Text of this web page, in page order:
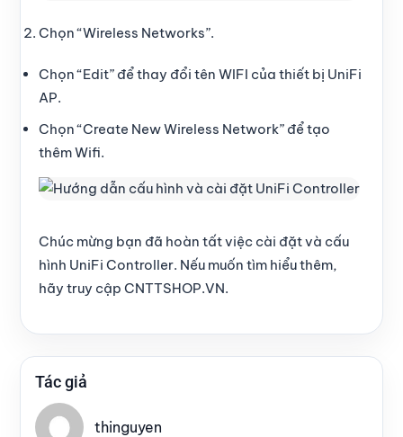
Chọn “Wireless Networks”.
Chọn “Edit” để thay đổi tên WIFI của thiết bị UniFi
AP.
Chọn “Create New Wireless Network” để tạo
thêm Wifi.
Chúc mừng bạn đã hoàn tất việc cài đặt và cấu
hình UniFi Controller. Nếu muốn tìm hiểu thêm,
hãy truy cập CNTTSHOP.VN.
Tác giả
thinguyen